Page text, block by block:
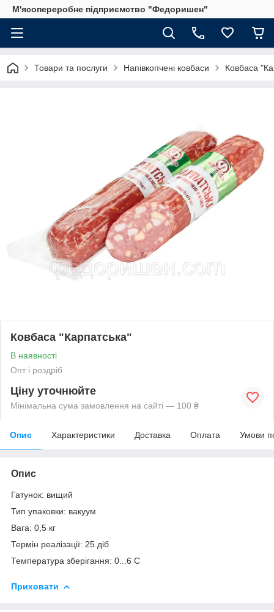
М'ясопереробне підприємство "Федоришен"
Товари та послуги Напівкопчені ковбаси Ковбаса
Ковбаса "Карпатська"
В наявності
Опт і роздріб
Ціну уточнюйте
Мінімальна сума замовлення на сайті — 100 ₴
Опис Характеристики Доставка Оплата Умови
Опис
Гатунок: вищий
Тип упаковки: вакуум
Вага: 0,5 кг
Термін реалізації: 25 діб
Температура зберігання: 0...6 С
Приховати